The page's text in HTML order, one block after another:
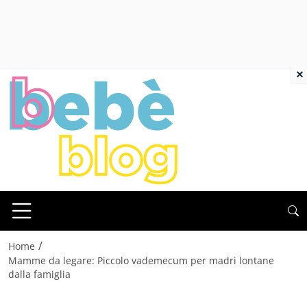
Home /
Mamme da legare: Piccolo vademecum per madri lontane
dalla famiglia
×